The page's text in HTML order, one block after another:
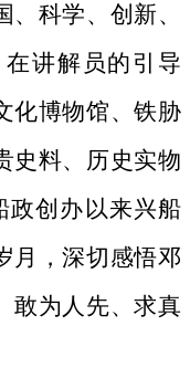
科学、创新、
讲解员的引导
化博物馆、铁胁
史料、历史实物
政创办以来兴船
月，深切感悟邓
敢为人先、求真